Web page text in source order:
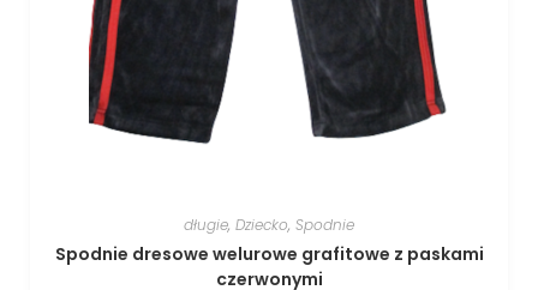
długie, Dziecko, Spodnie
Spodnie dresowe welurowe grafitowe z paskami
czerwonymi